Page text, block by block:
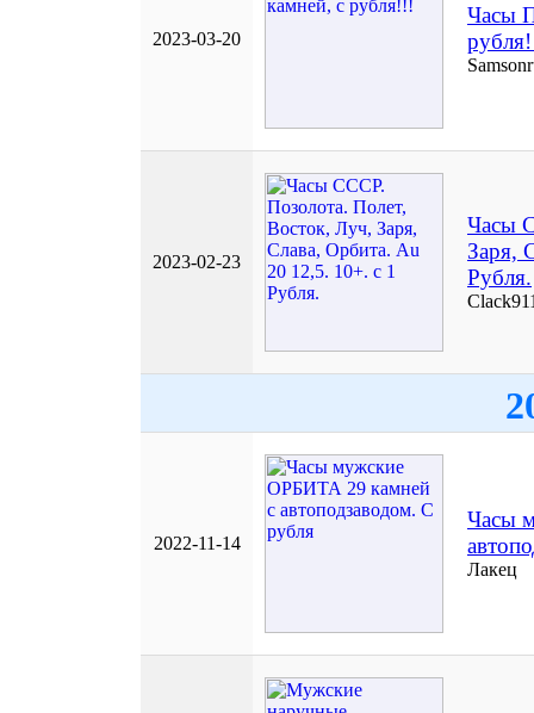
2023-03-20
Часы
2023-02-23
Часы
Заря,
Рубля.
2022-11-14
Часы
Лакец